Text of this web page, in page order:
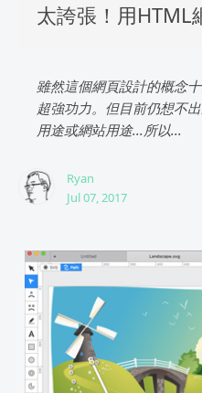
太誇張！用HTML
雖然這個網頁設計的概念
超強功力。但目前仍想不
用途或網站用途...所以...
Ryan
Jul 07, 2017